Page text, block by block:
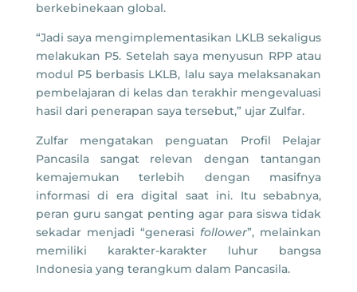
berkebinekaan global.
“Jadi saya mengimplementasikan LKLB sekaligus
melakukan P5. Setelah saya menyusun RPP atau
modul P5 berbasis LKLB, lalu saya melaksanakan
pembelajaran di kelas dan terakhir mengevaluasi
hasil dari penerapan saya tersebut,” ujar Zulfar.
Zulfar mengatakan penguatan Profil Pelajar
Pancasila sangat relevan dengan tantangan
kemajemukan terlebih dengan masifnya
informasi di era digital saat ini. Itu sebabnya,
peran guru sangat penting agar para siswa tidak
sekadar menjadi “generasifollower”, melainkan
memiliki karakter-karakter luhur bangsa
Indonesia yang terangkum dalam Pancasila.